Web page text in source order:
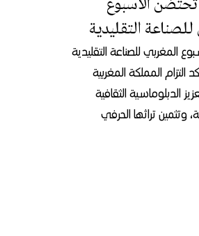
الأسبوع
للصناعة التقليدية
المغربي للصناعة التقليدية
التزام المملكة المغربية
الدبلوماسية الثقافية
وتثمين تراثها الحرفي